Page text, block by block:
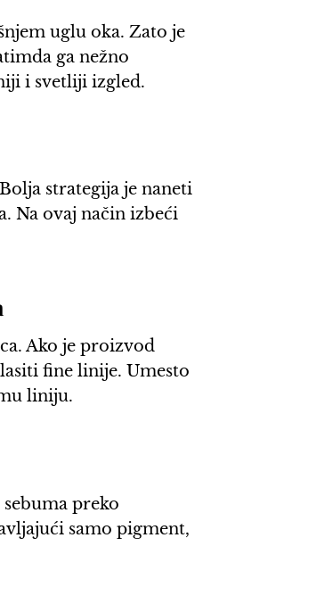
uglu oka. Zato je
ga nežno
i svetliji izgled.
strategija je naneti
Na ovaj način izbeći
Ako je proizvod
fine linije. Umesto
liniju.
preko
samo pigment,